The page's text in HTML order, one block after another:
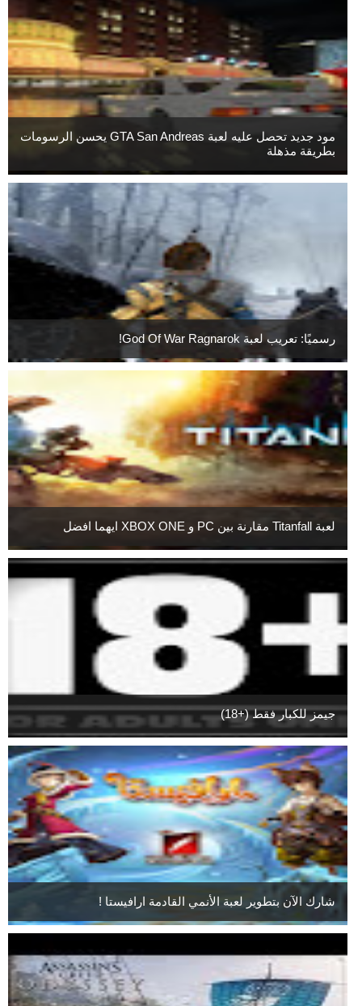
مود جديد تحصل عليه لعبة GTA San Andreas يحسن الرسومات
بطريقة مذهلة
رسميًا: تعريب لعبة God Of War Ragnarok!
لعبة Titanfall مقارنة بين PC و XBOX ONE ايهما افضل
جيمز للكبار فقط (+18)
شارك الآن بتطوير لعبة الأنمي القادمة ارافيستا !